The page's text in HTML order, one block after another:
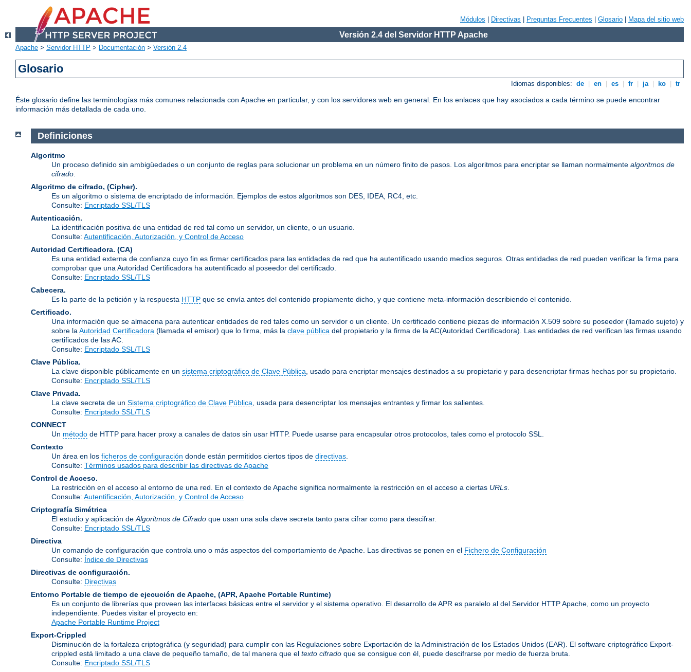
Módulos Directivas Preguntas Frecuentes Glosario Mapa del sitio web
Versión 2.4 del Servidor HTTP Apache
Apache > Servidor HTTP > Documentación > Versión 2.4
Glosario
Idiomas disponibles: de en es fr ja ko tr
Éste glosario define las terminologías más comunes relacionada con Apache en particular, y con los servidores web en general. En los enlaces que hay asociados a cada término se puede encontrar
información más detallada de cada uno.
Definiciones
Algoritmo
Un proceso definido sin ambigüedades o un conjunto de reglas para solucionar un problema en un número finito de pasos. Los algoritmos para encriptar se llaman normalmente algoritmos de
cifrado
Algoritmo de cifrado, (Cipher).
Es un algoritmo o sistema de encriptado de información. Ejemplos de estos algoritmos son DES, IDEA, RC4, etc.
Consulte: Encriptado SSL/TLS
Autenticación.
La identificación positiva de una entidad de red tal como un servidor, un cliente, o un usuario.
Consulte: Autentificación, Autorización, y Control de Acceso
Autoridad Certificadora. (CA)
Es una entidad externa de confianza cuyo fin es firmar certificados para las entidades de red que ha autentificado usando medios seguros. Otras entidades de red pueden verificar la firma para
comprobar que una Autoridad Certificadora ha autentificado al poseedor del certificado.
Consulte: Encriptado SSL/TLS
Cabecera.
Es la parte de la petición y la respuesta HTTP que se envía antes del contenido propiamente dicho, y que contiene meta-información describiendo el contenido.
Certificado.
Una información que se almacena para autenticar entidades de red tales como un servidor o un cliente. Un certificado contiene piezas de información X.509 sobre su poseedor (llamado sujeto) y
sobre la Autoridad Certificadora (llamada el emisor) que lo firma, más la clave pública del propietario y la firma de la AC(Autoridad Certificadora). Las entidades de red verifican las firmas usando
certificados de las AC.
Consulte: Encriptado SSL/TLS
Clave Pública.
La clave disponible públicamente en un sistema criptográfico de Clave Pública , usado para encriptar mensajes destinados a su propietario y para desencriptar firmas hechas por su propietario.
Consulte: Encriptado SSL/TLS
Clave Privada.
La clave secreta de un Sistema criptográfico de Clave Pública , usada para desencriptar los mensajes entrantes y firmar los salientes.
Consulte: Encriptado SSL/TLS
CONNECT
Un método de HTTP para hacer proxy a canales de datos sin usar HTTP. Puede usarse para encapsular otros protocolos, tales como el protocolo SSL.
Contexto
Un área en los ficheros de configuración donde están permitidos ciertos tipos de directivas
Consulte: Términos usados para describir las directivas de Apache
Control de Acceso.
La restricción en el acceso al entorno de una red. En el contexto de Apache significa normalmente la restricción en el acceso a ciertas URLs
Consulte: Autentificación, Autorización, y Control de Acceso
Criptografía Simétrica
El estudio y aplicación de Algoritmos de Cifrado que usan una sola clave secreta tanto para cifrar como para descifrar.
Consulte: Encriptado SSL/TLS
Directiva
Un comando de configuración que controla uno o más aspectos del comportamiento de Apache. Las directivas se ponen en el Fichero de Configuración
Consulte: Índice de Directivas
Directivas de configuración.
Consulte: Directivas
Entorno Portable de tiempo de ejecución de Apache, (APR, Apache Portable Runtime)
Es un conjunto de librerías que proveen las interfaces básicas entre el servidor y el sistema operativo. El desarrollo de APR es paralelo al del Servidor HTTP Apache, como un proyecto
independiente. Puedes visitar el proyecto en:
Apache Portable Runtime Project
Export-Crippled
Disminución de la fortaleza criptográfica (y seguridad) para cumplir con las Regulaciones sobre Exportación de la Administración de los Estados Unidos (EAR). El software criptográfico Export-
crippled está limitado a una clave de pequeño tamaño, de tal manera que el texto cifrado que se consigue con él, puede descifrarse por medio de fuerza bruta.
Consulte: Encriptado SSL/TLS